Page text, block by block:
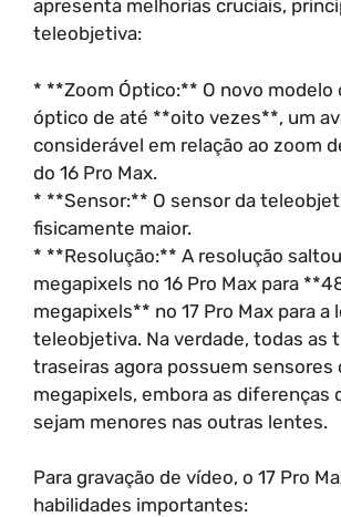
apresenta melhorias cruciais,
teleobjetiva:
* **Zoom Óptico:** O novo modelo
óptico de até **oito vezes**, um
considerável em relação ao zoom
do 16 Pro Max.
* **Sensor:** O sensor da
fisicamente maior.
* **Resolução:** A resolução
megapixels no 16 Pro Max para
megapixels** no 17 Pro Max para a
teleobjetiva. Na verdade, todas as
traseiras agora possuem sensores
megapixels, embora as diferenças
sejam menores nas outras lentes.
Para gravação de vídeo, o 17 Pro
habilidades importantes: